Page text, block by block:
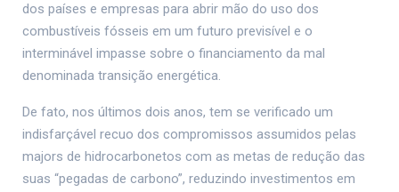
dos países e empresas para abrir mão do uso dos
combustíveis fósseis em um futuro previsível e o
interminável impasse sobre o financiamento da mal
denominada transição energética.
De fato, nos últimos dois anos, tem se verificado um
indisfarçável recuo dos compromissos assumidos pelas
majors de hidrocarbonetos com as metas de redução das
suas “pegadas de carbono”, reduzindo investimentos em